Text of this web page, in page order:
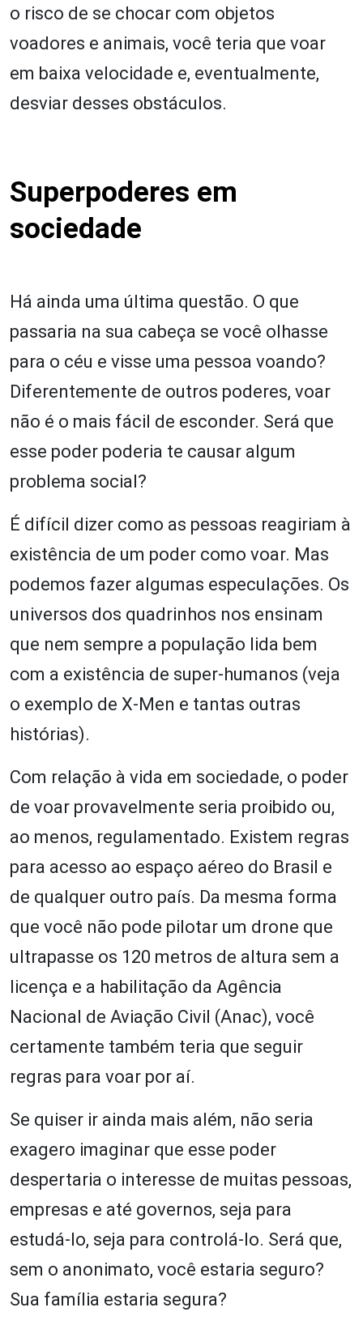
o risco de se chocar com objetos
voadores e animais, você teria que voar
em baixa velocidade e, eventualmente,
desviar desses obstáculos.
Superpoderes em
sociedade
Há ainda uma última questão. O que
passaria na sua cabeça se você olhasse
para o céu e visse uma pessoa voando?
Diferentemente de outros poderes, voar
não é o mais fácil de esconder. Será que
esse poder poderia te causar algum
problema social?
É difícil dizer como as pessoas reagiriam à
existência de um poder como voar. Mas
podemos fazer algumas especulações. Os
universos dos quadrinhos nos ensinam
que nem sempre a população lida bem
com a existência de super-humanos (veja
o exemplo de X-Men e tantas outras
histórias).
Com relação à vida em sociedade, o poder
de voar provavelmente seria proibido ou,
ao menos, regulamentado. Existem regras
para acesso ao espaço aéreo do Brasil e
de qualquer outro país. Da mesma forma
que você não pode pilotar um drone que
ultrapasse os 120 metros de altura sem a
licença e a habilitação da Agência
Nacional de Aviação Civil (Anac), você
certamente também teria que seguir
regras para voar por aí.
Se quiser ir ainda mais além, não seria
exagero imaginar que esse poder
despertaria o interesse de muitas pessoas,
empresas e até governos, seja para
estudá-lo, seja para controlá-lo. Será que,
sem o anonimato, você estaria seguro?
Sua família estaria segura?